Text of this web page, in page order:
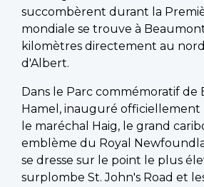
succombèrent durant la
mondiale se trouve à
kilomètres directement au
d'Albert.
Dans le Parc commémoratif de
Hamel, inauguré officiellement
le maréchal Haig, le grand
emblème du Royal
se dresse sur le point le plus
surplombe St. John's Road et